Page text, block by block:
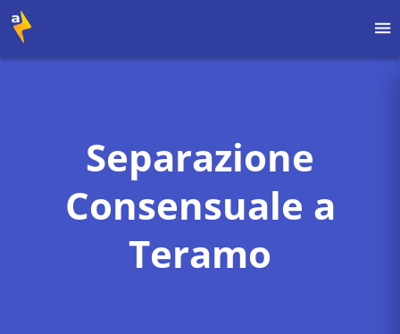
Separazione
Consensuale a
Teramo